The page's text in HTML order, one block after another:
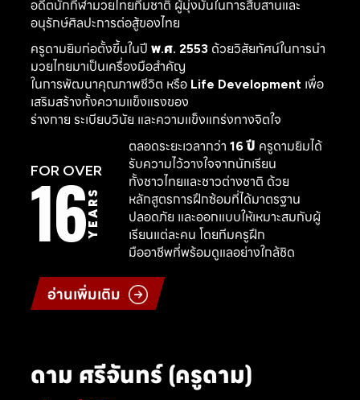
อดีตนักกีฬามวยไทยทีมชาติ ผู้มุ่งมั่นในการสืบสานและ
อนุรักษ์ศิลปะการต่อสู้ของไทย
ครูดามยิมก่อตั้งขึ้นในปี พ.ศ. 2553ด้วยวิสัยทัศน์ในการนำ
มวยไทยมาเป็นเครื่องมือสำคัญ
ในการพัฒนาคุณภาพชีวิต หรือ Life Developmentเพื่อ
เสริมสร้างทั้งความแข็งแรงของ
ร่างกาย ระเบียบวินัย และความแข็งแกร่งทางจิตใจ
FOR OVER
16YEARS
ตลอดระยะเวลากว่า 16 ปี ครูดามยิมได้
รับความไว้วางใจจากนักเรียน
ทั้งชาวไทยและชาวต่างชาติ ด้วย
หลักสูตรการฝึกซ้อมที่ได้มาตรฐาน
ปลอดภัย และออกแบบให้เหมาะสมกับผู้
เรียนแต่ละคน โดยทีมครูฝึก
มืออาชีพที่พร้อมดูแลอย่างใกล้ชิด
อ่านเพิ่มเติม
ดาม ศรีจันทร์ (ครูดาม)